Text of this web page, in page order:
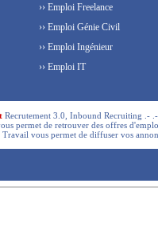
›› Emploi Freelance
›› Emploi Génie Civil
›› Emploi Ingénieur
›› Emploi IT
Recrutement 3.0, Inbound Recruiting .-
permet de retrouver des offres
Travail vous permet de diffuser vos